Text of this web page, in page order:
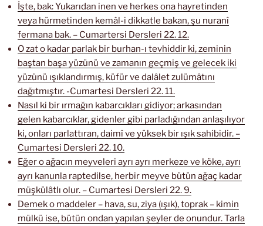
İşte, bak: Yukarıdan inen ve herkes ona hayretinden
veya hürmetinden kemâl-i dikkatle bakan, şu nuranî
fermana bak. – Cumartersi Dersleri 22. 12.
O zat o kadar parlak bir burhan-ı tevhiddir ki, zeminin
baştan başa yüzünü ve zamanın geçmiş ve gelecek iki
yüzünü ışıklandırmış, küfür ve dalâlet zulümâtını
dağıtmıştır. -Cumartesi Dersleri 22. 11.
Nasıl ki bir ırmağın kabarcıkları gidiyor; arkasından
gelen kabarcıklar, gidenler gibi parladığından anlaşılıyor
ki, onları parlattıran, daimî ve yüksek bir ışık sahibidir. –
Cumartesi Dersleri 22. 10.
Eğer o ağacın meyveleri ayrı ayrı merkeze ve köke, ayrı
ayrı kanunla raptedilse, herbir meyve bütün ağaç kadar
müşkülâtlı olur. – Cumartesi Dersleri 22. 9.
Demek o maddeler – hava, su, ziya (ışık), toprak – kimin
mülkü ise, bütün ondan yapılan şeyler de onundur. Tarla